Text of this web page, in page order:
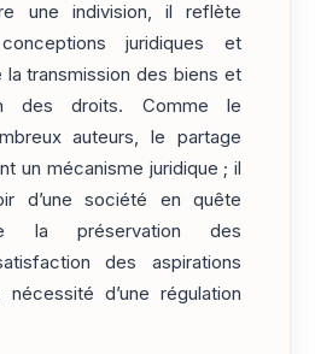
une indivision, il reflète
juridiques et
la transmission des biens et
des droits. Comme le
auteurs, le partage
un mécanisme juridique ; il
d’une société en quête
la préservation des
des aspirations
d’une régulation